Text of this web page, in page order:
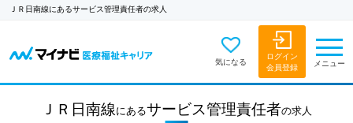
ＪＲ日南線にあるサービス管理責任者の求人
気になる
ログイン
会員登録
メニュー
ＪＲ日南線 にあるサービス管理責任者の求人